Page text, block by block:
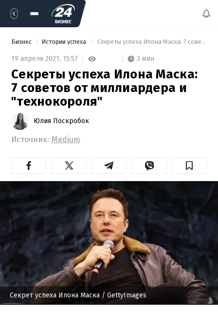
Бизнес Истории успеха Секреты успеха Илона Маска: 7 советов от миллиардера и "технокороля"
19 апреля 2021, 15:57 3 мин
Секреты успеха Илона Маска:
7 советов от миллиардера и
"технокороля"
Юлия Поскробок
Источник: Medium
Секрет успеха Илона Маска / GettyImages